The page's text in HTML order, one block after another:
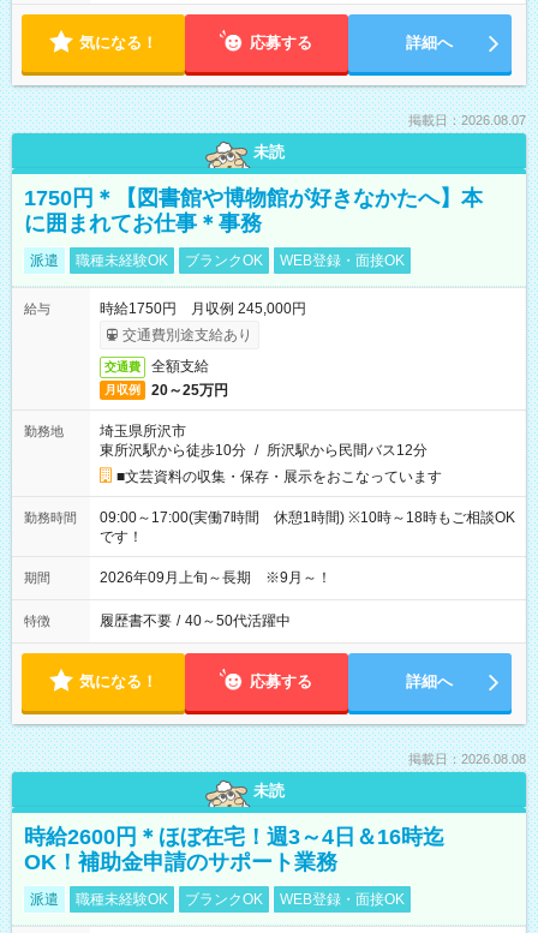
気になる！ 応募する 詳細へ
掲載日：2026.08.07
未読
1750円＊【図書館や博物館が好きなかたへ】本
に囲まれてお仕事＊事務
派遣 職種未経験OK ブランクOK WEB登録・面接OK
給与
時給1750円 月収例 245,000円
交通費別途支給あり
交通費 全額支給
月収例 20～25万円
勤務地
埼玉県所沢市
東所沢駅から徒歩10分 / 所沢駅から民間バス12分
■文芸資料の収集・保存・展示をおこなっています
勤務時間
09:00～17:00(実働7時間 休憩1時間) ※10時～18時もご相談OK
です！
期間 2026年09月上旬～長期 ※9月～！
特徴 履歴書不要 / 40～50代活躍中
気になる！ 応募する 詳細へ
掲載日：2026.08.08
未読
時給2600円＊ほぼ在宅！週3～4日＆16時迄
OK！補助金申請のサポート業務
派遣 職種未経験OK ブランクOK WEB登録・面接OK